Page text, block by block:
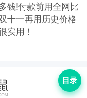
钱!付款前用全网比
十一再用历史价格
实用！
目录